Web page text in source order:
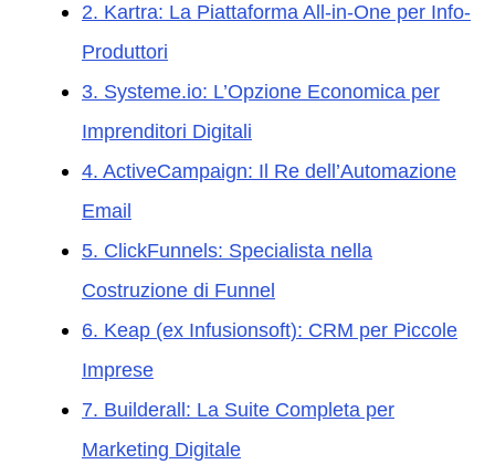
2. Kartra: La Piattaforma All-in-One per Info-
Produttori
3. Systeme.io: L’Opzione Economica per
Imprenditori Digitali
4. ActiveCampaign: Il Re dell’Automazione
Email
5. ClickFunnels: Specialista nella
Costruzione di Funnel
6. Keap (ex Infusionsoft): CRM per Piccole
Imprese
7. Builderall: La Suite Completa per
Marketing Digitale